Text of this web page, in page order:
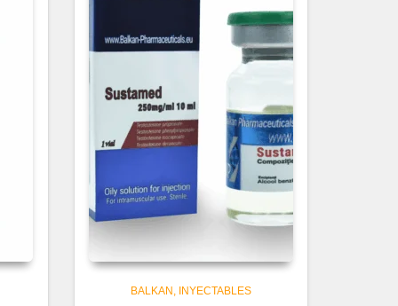
BALKAN INYECTABLES